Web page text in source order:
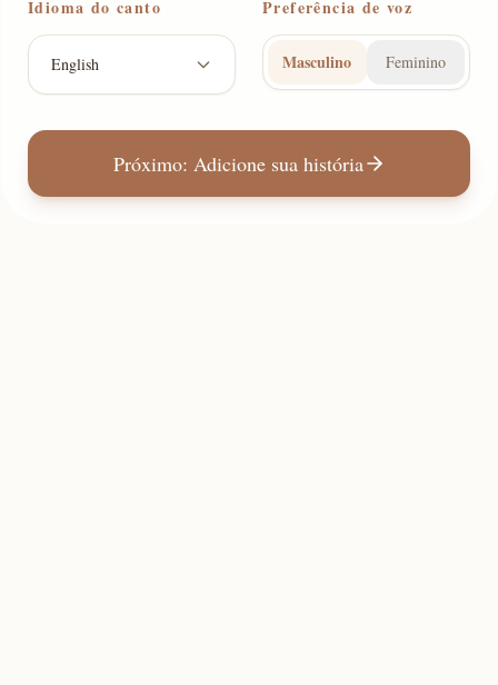
Idioma do canto
English
Preferência de voz
Masculino Feminino
Próximo: Adicione sua história